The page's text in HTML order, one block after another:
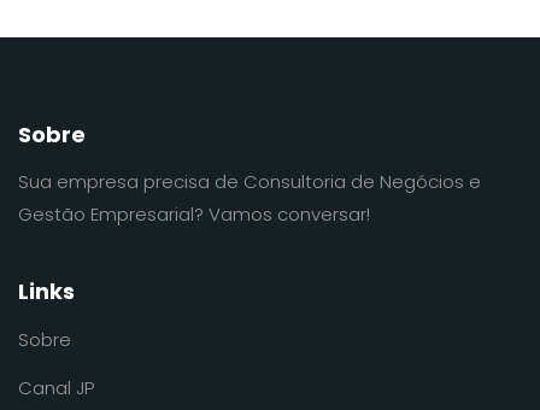
Sobre
Sua empresa precisa de Consultoria de Negócios e
Gestão Empresarial? Vamos conversar!
Links
Sobre
Canal JP